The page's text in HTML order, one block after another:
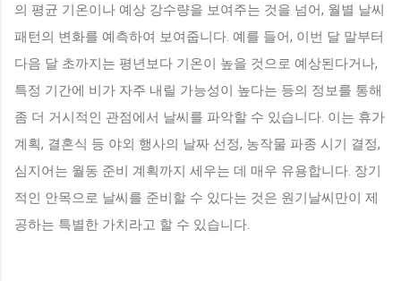
의 평균 기온이나 예상 강수량을 보여주는 것을 넘어, 월별 날씨
패턴의 변화를 예측하여 보여줍니다. 예를 들어, 이번 달 말부터
다음 달 초까지는 평년보다 기온이 높을 것으로 예상된다거나,
특정 기간에 비가 자주 내릴 가능성이 높다는 등의 정보를 통해
좀 더 거시적인 관점에서 날씨를 파악할 수 있습니다. 이는 휴가
계획, 결혼식 등 야외 행사의 날짜 선정, 농작물 파종 시기 결정,
심지어는 월동 준비 계획까지 세우는 데 매우 유용합니다. 장기
적인 안목으로 날씨를 준비할 수 있다는 것은 원기날씨만이 제
공하는 특별한 가치라고 할 수 있습니다.